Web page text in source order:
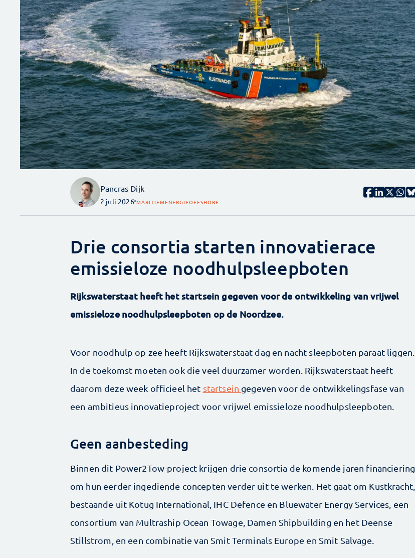
Pancras Dijk
2 juli 2026 MARITIEMENERGIEOFFSHORE
Drie consortia starten innovatierace
emissieloze noodhulpsleepboten
Rijkswaterstaat heeft het startsein gegeven voor de ontwikkeling van vrijwel
emissieloze noodhulpsleepboten op de Noordzee.
Voor noodhulp op zee heeft Rijkswaterstaat dag en nacht sleepboten paraat liggen.
In de toekomst moeten ook die veel duurzamer worden. Rijkswaterstaat heeft
daarom deze week officieel het startsein gegeven voor de ontwikkelingsfase van
een ambitieus innovatieproject voor vrijwel emissieloze noodhulpsleepboten.
Geen aanbesteding
Binnen dit Power2Tow-project krijgen drie consortia de komende jaren financiering
om hun eerder ingediende concepten verder uit te werken. Het gaat om Kustkracht,
bestaande uit Kotug International, IHC Defence en Bluewater Energy Services, een
consortium van Multraship Ocean Towage, Damen Shipbuilding en het Deense
Stillstrom, en een combinatie van Smit Terminals Europe en Smit Salvage.